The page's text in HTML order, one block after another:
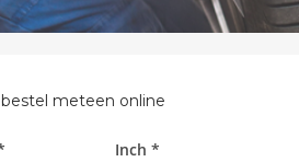
meteen online
Inch *